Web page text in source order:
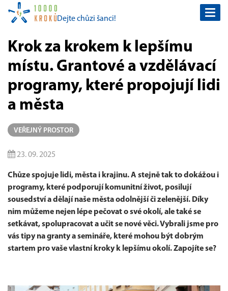
Dejte chůzi šanci!
Krok za krokem k lepšímu
místu. Grantové a vzdělávací
programy, které propojují lidi
a města
VEŘEJNÝ PROSTOR
23. 09. 2025
Chůze spojuje lidi, města i krajinu. A stejně tak to dokážou i
programy, které podporují komunitní život, posilují
sousedství a dělají naše města odolnější či zelenější. Díky
nim můžeme nejen lépe pečovat o své okolí, ale také se
setkávat, spolupracovat a učit se nové věci. Vybrali jsme pro
vás tipy na granty a semináře, které mohou být dobrým
startem pro vaše vlastní kroky k lepšímu okolí. Zapojíte se?